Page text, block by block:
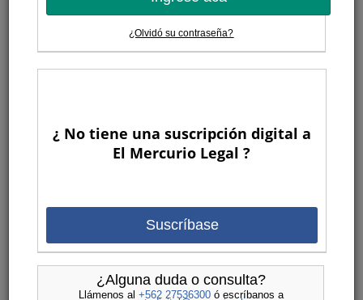
¿Olvidó su contraseña?
¿ No tiene una suscripción digital a
El Mercurio Legal ?
Suscríbase
¿Alguna duda o consulta?
Llámenos al +562 27536300ó escríbanos a